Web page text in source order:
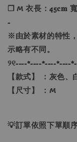
❐ M 衣長：45𝐜𝐦
-
※由於素材的特性
示略有不同。
୨୧----*----*----*----
【款式】 ：灰色、
【尺寸】 ：M
💡訂單依照下單順